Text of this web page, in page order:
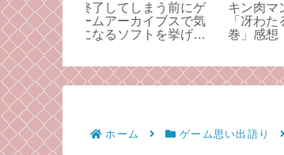
第524話
冷血面‼︎の
アシュラマ
ンダーのク
スを、感想
が語る！
キン肉マン第519話
「サラマンダーの火炎
殺法‼の巻」感想・バ
ファミ
デビル
Ⅱ」の
ゲー
ホーム ゲーム思い出語り